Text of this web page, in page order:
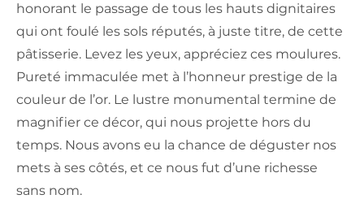
honorant le passage de tous les hauts dignitaires
qui ont foulé les sols réputés, à juste titre, de cette
pâtisserie. Levez les yeux, appréciez ces moulures.
Pureté immaculée met à l’honneur prestige de la
couleur de l’or. Le lustre monumental termine de
magnifier ce décor, qui nous projette hors du
temps. Nous avons eu la chance de déguster nos
mets à ses côtés, et ce nous fut d’une richesse
sans nom.